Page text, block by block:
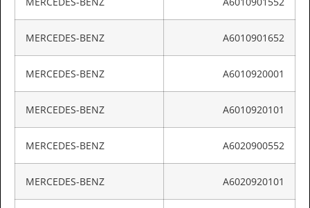
MERCEDES-BENZ A6010901652
MERCEDES-BENZ A6010920001
MERCEDES-BENZ A6010920101
MERCEDES-BENZ A6020900552
MERCEDES-BENZ A6020920101